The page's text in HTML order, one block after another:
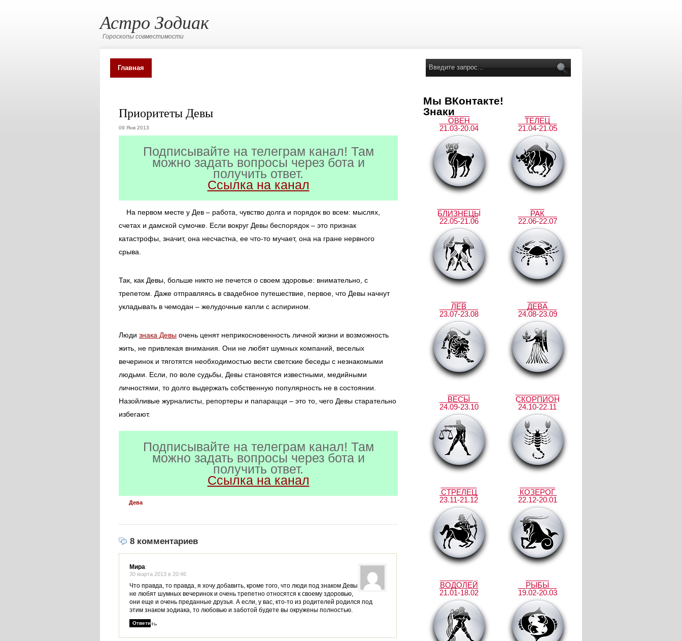
Астро Зодиак
Гороскопы совместимости
Главная
Мы ВКонтакте!
Знаки
ОВЕН
21.03-20.04
ТЕЛЕЦ
21.04-21.05
БЛИЗНЕЦЫ
22.05-21.06
РАК
22.06-22.07
ЛЕВ
23.07-23.08
ДЕВА
24.08-23.09
ВЕСЫ
24.09-23.10
СКОРПИОН
24.10-22.11
СТРЕЛЕЦ
23.11-21.12
КОЗЕРОГ
22.12-20.01
ВОДОЛЕЙ
21.01-18.02
РЫБЫ
19.02-20.03
Приоритеты Девы
09 Янв 2013
Подписывайте на телеграм канал! Там
можно задать вопросы через бота и
получить ответ.
Ссылка на канал
На первом месте у Дев – работа, чувство долга и порядок во всем: мыслях,
счетах и дамской сумочке. Если вокруг Девы беспорядок – это признак
катастрофы, значит, она несчастна, ее что-то мучает, она на гране нервного
срыва.
Так, как Девы, больше никто не печется о своем здоровье: внимательно, с
трепетом. Даже отправляясь в свадебное путешествие, первое, что Девы начнут
укладывать в чемодан – желудочные капли с аспирином.
Люди знака Девы очень ценят неприкосновенность личной жизни и возможность
жить, не привлекая внимания. Они не любят шумных компаний, веселых
вечеринок и тяготятся необходимостью вести светские беседы с незнакомыми
людьми. Если, по воле судьбы, Девы становятся известными, медийными
личностями, то долго выдержать собственную популярность не в состоянии.
Назойливые журналисты, репортеры и папарацци – это то, чего Девы старательно
избегают.
Подписывайте на телеграм канал! Там
можно задать вопросы через бота и
получить ответ.
Ссылка на канал
Дева
8 комментариев
Мира:
30 марта 2013 в 20:46
Что правда, то правда, я хочу добавить, кроме того, что люди под знаком Девы
не любят шумных вечеринок и очень трепетно относятся к своему здоровью,
они еще и очень преданные друзья. А если, у вас, кто-то из родителей родился под
этим знаком зодиака, то любовью и заботой будете вы окружены полностью.
Ответить